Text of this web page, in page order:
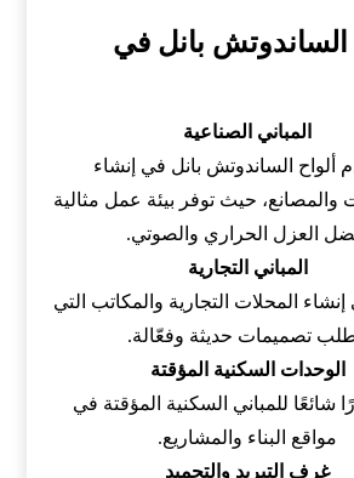
بانل في
المباني الصناعية
ألواح الساندوتش بانل في إنشاء
والمصانع، حيث توفر بيئة عمل مثالية
العزل الحراري والصوتي.
المباني التجارية
المحلات التجارية والمكاتب التي
تصميمات حديثة وفعّالة.
الوحدات السكنية المؤقتة
شائعًا للمباني السكنية المؤقتة في
مواقع البناء والمشاريع.
غرف التبريد والتجميد